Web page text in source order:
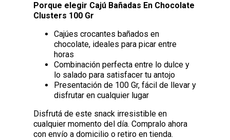
Porque elegir Cajú Bañadas En Chocolate
Clusters 100 Gr
Cajúes crocantes bañados en
chocolate, ideales para picar entre
horas
Combinación perfecta entre lo dulce y
lo salado para satisfacer tu antojo
Presentación de 100 Gr, fácil de llevar y
disfrutar en cualquier lugar
Disfrutá de este snack irresistible en
cualquier momento del día. Compralo ahora
con envío a domicilio o retiro en tienda.